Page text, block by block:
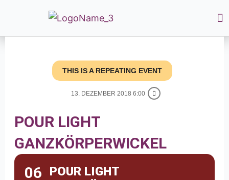
THIS IS A REPEATING EVENT
13. DEZEMBER 2018 6:00
POUR LIGHT
GANZKÖRPERWICKEL
06
POUR LIGHT